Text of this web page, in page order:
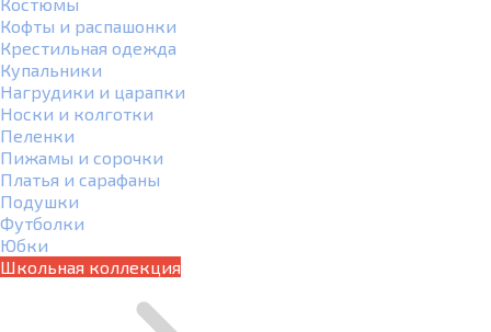
Кофты и распашонки
Крестильная одежда
Купальники
Нагрудики и царапки
Носки и колготки
Пеленки
Пижамы и сорочки
Платья и сарафаны
Подушки
Футболки
Юбки
Школьная коллекция